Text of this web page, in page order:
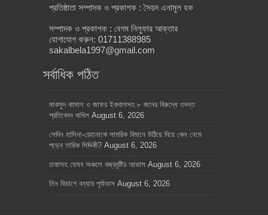
প্রতিষ্ঠাতা সম্পাদক ও প্রকাশক : সৈয়দ এনামুল হক
সম্পাদক ও প্রকাশক : বেগম নিলুফার আক্তার
যোগাযোগ করুন: 01711388985
sakalbela1997@gmail.com
সর্বাধিক পঠিত
মাকসুদ কামাল ও জাফর ইকবালসহ ৮ জনের বিরুদ্ধে তদন্ত
প্রতিবেদন দাখিল August 6, 2026
সেদিন হাসিনা-রেহানাকে সামরিক বিমানে উঠিয়ে দিয়ে কেন নেমে
পড়েন তারিক সিদ্দিকী? August 6, 2026
ঢাকাসহ যেসব অঞ্চলে বজ্রবৃষ্টির আভাস August 6, 2026
তিন বিভাগে বন্যার পূর্বাভাস August 6, 2026